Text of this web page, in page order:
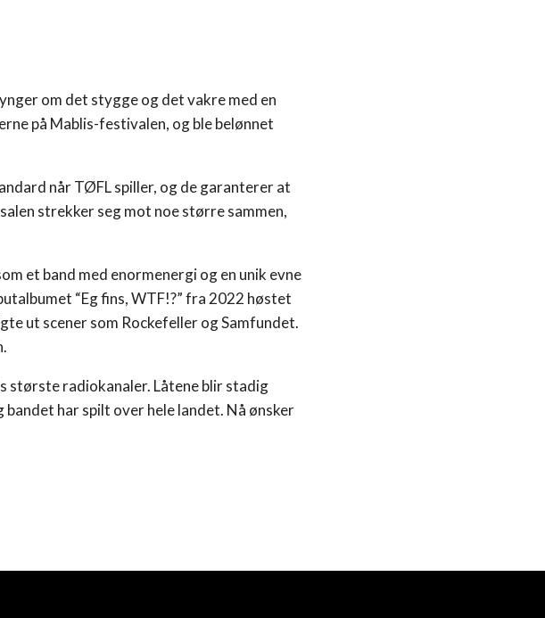
om det stygge og det vakre med en
på Mablis-festivalen, og ble belønnet
når TØFL spiller, og de garanterer at
strekker seg mot noe større sammen,
et band med enormenergi og en unik evne
“Eg fins, WTF!?” fra 2022 høstet
ut scener som Rockefeller og Samfundet.
største radiokanaler. Låtene blir stadig
har spilt over hele landet. Nå ønsker